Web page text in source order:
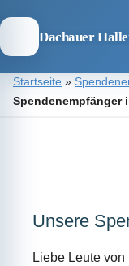
Dachauer
Zum
Inhalt
Startseite »
Spendenempfänger
Unsere
Liebe Leute